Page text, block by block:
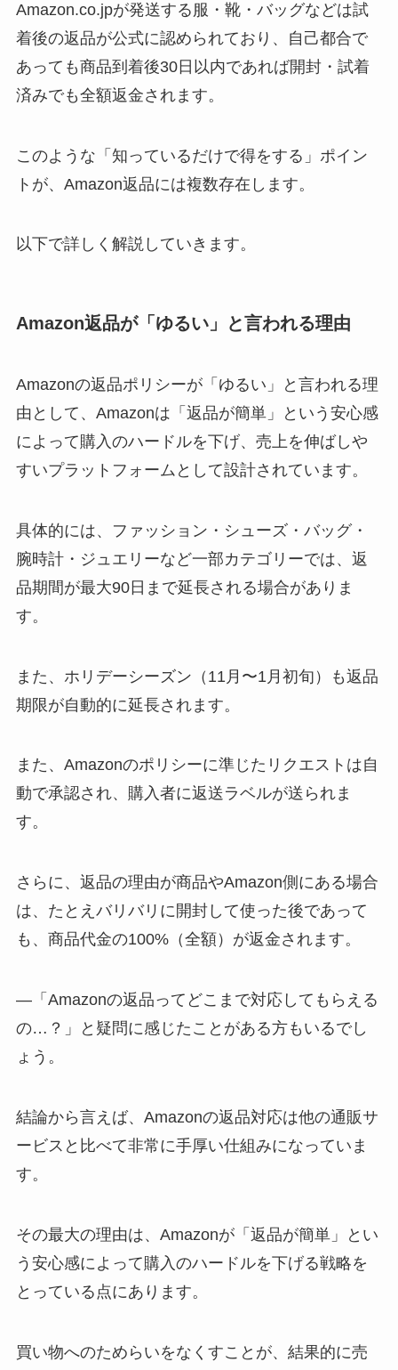
Amazon.co.jpが発送する服・靴・バッグなどは試
着後の返品が公式に認められており、自己都合で
あっても商品到着後30日以内であれば開封・試着
済みでも全額返金されます。
このような「知っているだけで得をする」ポイン
トが、Amazon返品には複数存在します。
以下で詳しく解説していきます。
Amazon返品が「ゆるい」と言われる理由
Amazonの返品ポリシーが「ゆるい」と言われる理
由として、Amazonは「返品が簡単」という安心感
によって購入のハードルを下げ、売上を伸ばしや
すいプラットフォームとして設計されています。
具体的には、ファッション・シューズ・バッグ・
腕時計・ジュエリーなど一部カテゴリーでは、返
品期間が最大90日まで延長される場合がありま
す。
また、ホリデーシーズン（11月〜1月初旬）も返品
期限が自動的に延長されます。
また、Amazonのポリシーに準じたリクエストは自
動で承認され、購入者に返送ラベルが送られま
す。
さらに、返品の理由が商品やAmazon側にある場合
は、たとえバリバリに開封して使った後であって
も、商品代金の100%（全額）が返金されます。
—「Amazonの返品ってどこまで対応してもらえる
の…？」と疑問に感じたことがある方もいるでし
ょう。
結論から言えば、Amazonの返品対応は他の通販サ
ービスと比べて非常に手厚い仕組みになっていま
す。
その最大の理由は、Amazonが「返品が簡単」とい
う安心感によって購入のハードルを下げる戦略を
とっている点にあります。
買い物へのためらいをなくすことが、結果的に売